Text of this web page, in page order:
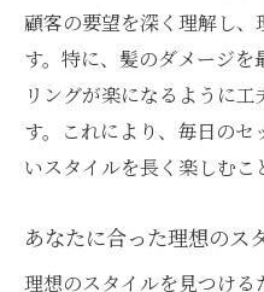
八幡西区で体験
トレンドをおさ
個性を光らせる
流行を超える個
イリング
顧客の要望を深く理解し
す。特に、髪のダメージを
リングが楽になるように
す。これにより、毎日の
いスタイルを長く楽しむこ
あなたに合った理想のス
理想のスタイルを見つけ